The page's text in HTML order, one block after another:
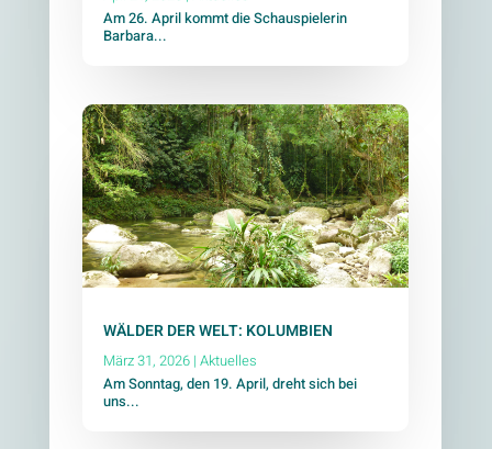
Am 26. April kommt die Schauspielerin
Barbara...
WÄLDER DER WELT: KOLUMBIEN
März 31, 2026| Aktuelles
Am Sonntag, den 19. April, dreht sich bei
uns...